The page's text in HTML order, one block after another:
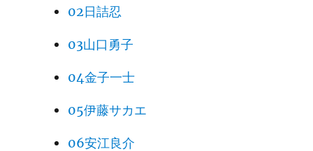
02日詰忍
03山口勇子
04金子一士
05伊藤サカエ
06安江良介